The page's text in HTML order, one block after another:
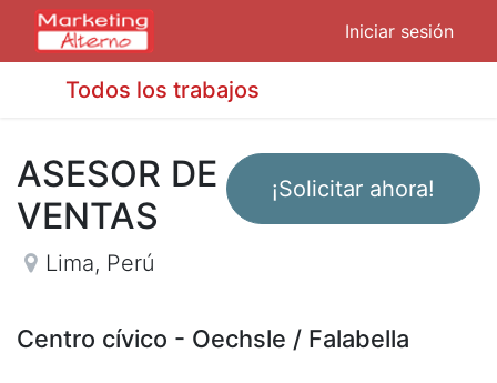
Iniciar sesión
Todos los trabajos
¡Solicitar ahora!
ASESOR DE
VENTAS
Lima, Perú
Centro cívico - Oechsle / Falabella